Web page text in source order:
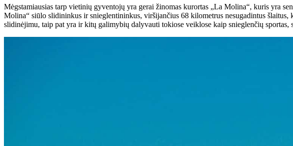
Mėgstamiausias tarp vietinių gyventojų yra gerai žinomas kurortas „La Molina“, kuris yra
Molina“ siūlo slidininkus ir snieglentininkus, viršijančius 68 kilometrus nesugadintus
slidinėjimu, taip pat yra ir kitų galimybių dalyvauti tokiose veiklose kaip snieglenčių sportas,